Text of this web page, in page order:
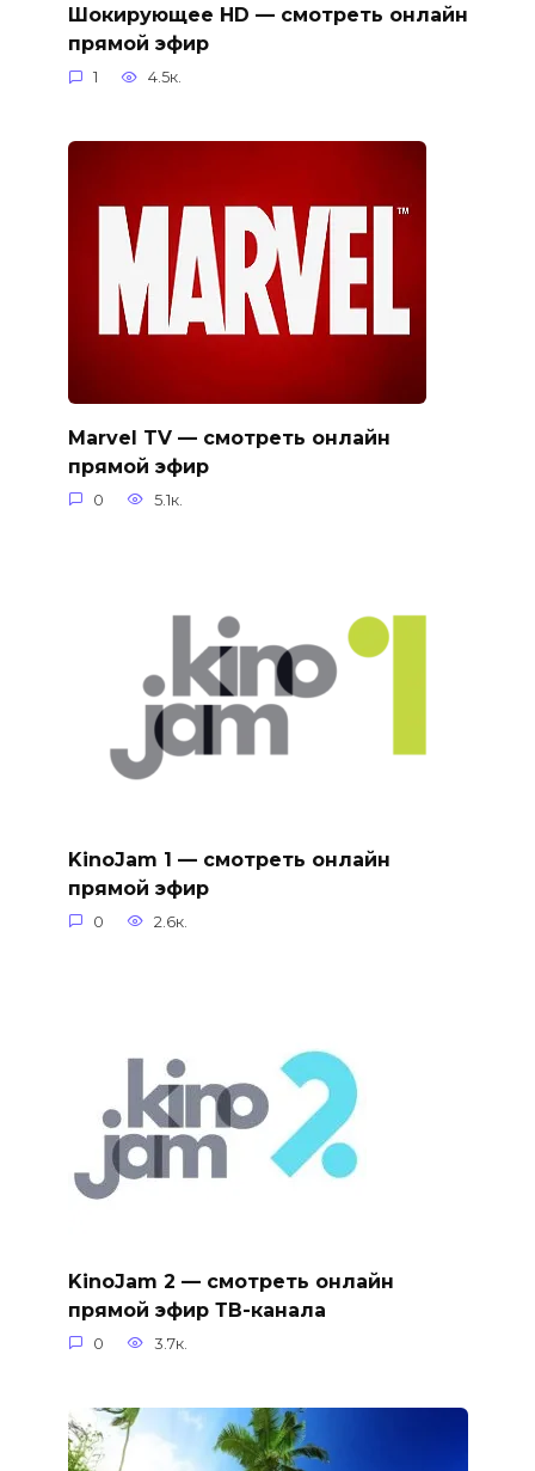
Шокирующее HD — смотреть онлайн
прямой эфир
1 4.5к.
Marvel TV — смотреть онлайн
прямой эфир
0 5.1к.
KinoJam 1 — смотреть онлайн
прямой эфир
0 2.6к.
KinoJam 2 — смотреть онлайн
прямой эфир ТВ-канала
0 3.7к.